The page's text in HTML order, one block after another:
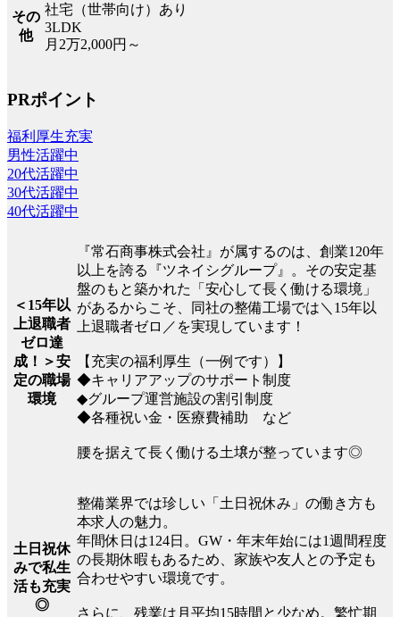
その
他
社宅（世帯向け）あり
3LDK
月2万2,000円～
PRポイント
福利厚生充実
男性活躍中
20代活躍中
30代活躍中
40代活躍中
＜15年以
上退職者
ゼロ達
成！＞安
定の職場
環境
『常石商事株式会社』が属するのは、創業120年
以上を誇る『ツネイシグループ』。その安定基
盤のもと築かれた「安心して長く働ける環境」
があるからこそ、同社の整備工場では＼15年以
上退職者ゼロ／を実現しています！
【充実の福利厚生（一例です）】
◆キャリアアップのサポート制度
◆グループ運営施設の割引制度
◆各種祝い金・医療費補助 など
腰を据えて長く働ける土壌が整っています◎
土日祝休
みで私生
活も充実
◎
整備業界では珍しい「土日祝休み」の働き方も
本求人の魅力。
年間休日は124日。GW・年末年始には1週間程度
の長期休暇もあるため、家族や友人との予定も
合わせやすい環境です。
さらに、残業は月平均15時間と少なめ。繁忙期